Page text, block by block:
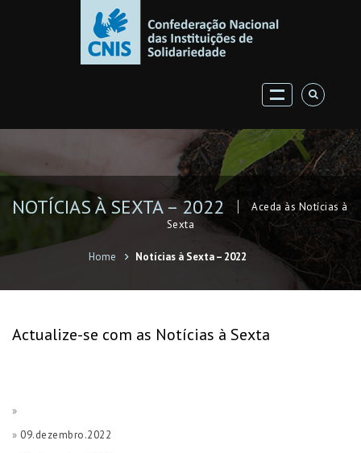
NOTÍCIAS À SEXTA – 2022
Aceda às Notícias à
Sexta
Home Notícias à Sexta – 2022
Actualize-se com as Notícias à Sexta
»
» 09.dezembro.2022